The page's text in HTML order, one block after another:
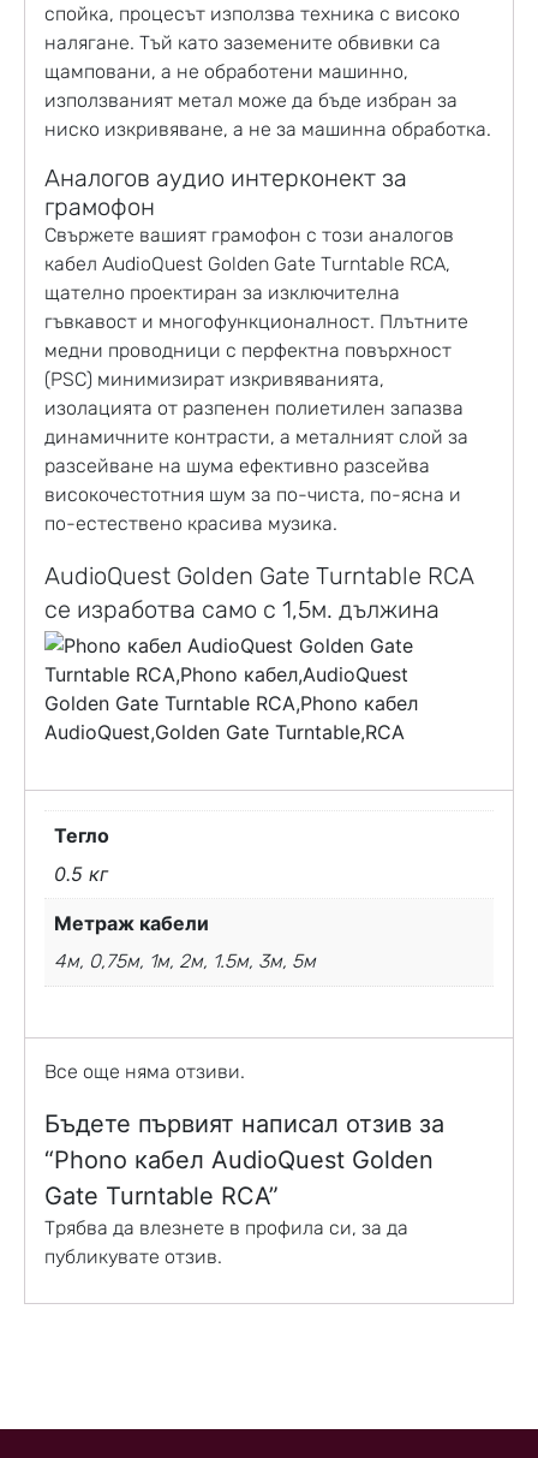
спойка, процесът използва техника с високо
налягане. Тъй като заземените обвивки са
щамповани, а не обработени машинно,
използваният метал може да бъде избран за
ниско изкривяване, а не за машинна обработка.
Аналогов аудио интерконект за
грамофон
Свържете вашият грамофон с този аналогов
кабел AudioQuest Golden Gate Turntable RCA,
щателно проектиран за изключителна
гъвкавост и многофункционалност. Плътните
медни проводници с перфектна повърхност
(PSC) минимизират изкривяванията,
изолацията от разпенен полиетилен запазва
динамичните контрасти, а металният слой за
разсейване на шума ефективно разсейва
високочестотния шум за по-чиста, по-ясна и
по-естествено красива музика.
AudioQuest Golden Gate Turntable RCA
се изработва само с 1,5м. дължина
Тегло
0.5 кг
Метраж кабели
4м, 0,75м, 1м, 2м, 1.5м, 3м, 5м
Все още няма отзиви.
Бъдете първият написал отзив за
“Phono кабел AudioQuest Golden
Gate Turntable RCA”
Трябва да влезнете в профила си, за да
публикувате отзив.